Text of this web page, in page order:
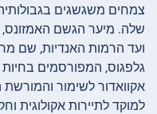
צמחים משגשגים
שלה. מיער הגשם האמזונס,
ועד הרמות האנדיות, שם
גלפגוס, המפורסמים
אקוואדור לשימור
למוקד לתיירות אקולוגית